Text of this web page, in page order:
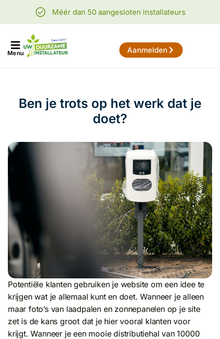
Méér dan 50 aangesloten installateurs
Menu Aanmelden
Ben je trots op het werk dat je
doet?
Potentiële klanten gebruiken je website om een idee te
krijgen wat je allemaal kunt en doet. Wanneer je alleen
maar foto’s van laadpalen en zonnepanelen op je site
zet is de kans groot dat je hier vooral klanten voor
krijgt. Wanneer je een mooie distributiehal van 10000